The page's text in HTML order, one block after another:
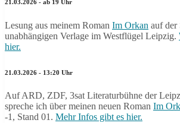
21.03.2026 - ab 19 Uhr
Lesung aus meinem Roman Im Orkan auf der
unabhängigen Verlage im Westflügel Leipzig.
hier.
21.03.2026 - 13:20 Uhr
Auf ARD, ZDF, 3sat Literaturbühne der
spreche ich über meinen neuen Roman Im
-1, Stand 01. Mehr Infos gibt es hier.